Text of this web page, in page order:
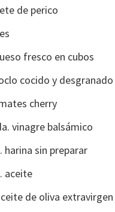
de perico
fresco en cubos
cocido y desgranado
cherry
vinagre balsámico
harina sin preparar
aceite
de oliva extravirgen